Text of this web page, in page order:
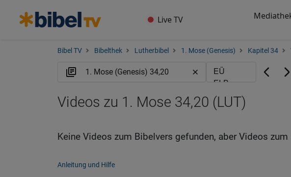
Live TV
Bibel TV Bibelthek Lutherbibel 1. Mose (Genesis) Kapitel 34
Videos zu 1. Mose 34,20 (LUT)
Keine Videos zum Bibelvers gefunden, aber Videos zum
Anleitung und Hilfe